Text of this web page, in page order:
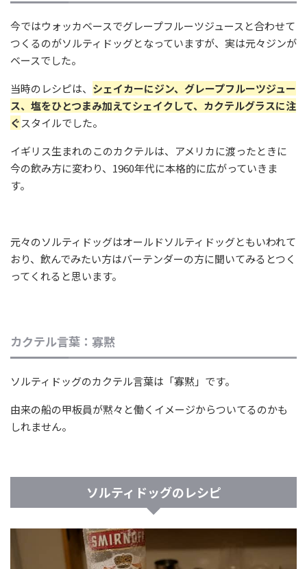
今ではウォッカベースでグレープフルーツジュースと合わせて
つくるのがソルティドッグとなっていますが、実は元々ジンが
ベースでした。
当時のレシピは、 シェイカーにジン、グレープフルーツジュー
ス、塩をひとつまみ加えてシェイクして、カクテルグラスに注
ぐスタイルでした。
イギリス生まれのこのカクテルは、アメリカに渡ったときに
今の飲み方に変わり、1960年代に本格的に広がっていきま
す。
元々のソルティドッグはオールドソルティドッグともいわれて
おり、飲んでみたい方はバーテンダーの方に聞いてみるとつく
ってくれると思います。
カクテル言葉：寡黙
ソルティドッグのカクテル言葉は「寡黙」です。
由来の船の甲板員が黙々と働くイメージからついてるのかも
しれません。
ソルティドッグのレシピ